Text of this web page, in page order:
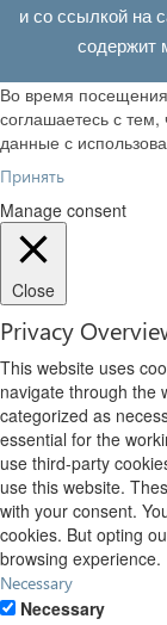
и со ссылкой на
содержит
Во время посещения
соглашаетесь с
данные с
Принять
Manage consent
Close
Privacy
This website uses
navigate through the
categorized as
essential for the
use third-party
use this website.
with your consent.
cookies. But opting
browsing experience.
Necessary
Necessary